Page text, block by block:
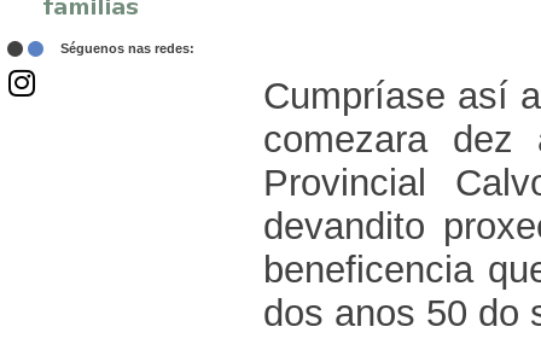
Séguenos nas redes:
Cumpríase así
comezara
Provincial
devandito
beneficencia
dos anos 50 do